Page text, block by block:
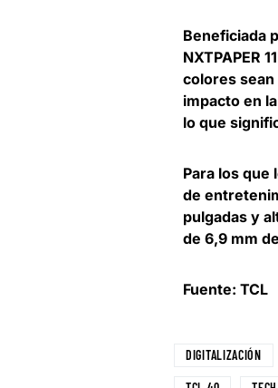
Beneficiada
NXTPAPER
colores sean
impacto en
lo que
Para los que
de
pulgadas y
de 6,9 mm
Fuente: TCL
DIGITALIZACIÓN